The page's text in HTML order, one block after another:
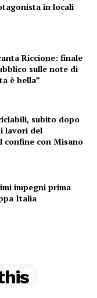
in locali
Riccione: finale
sulle note di
è bella”
subito dopo
lavori del
confine con Misano
impegni prima
Italia